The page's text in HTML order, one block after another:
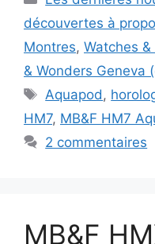
découvertes à
Montres, Watches
& Wonders Geneva
Étiquettes
Aquapod ,
HM7, MB&F HM7
2 commentaires
MB&F